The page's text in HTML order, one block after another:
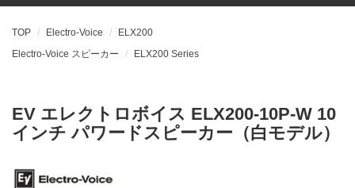
TOP Electro-Voice
ELX200
Electro-Voice スピーカー
ELX200 Series
EV エレクトロボイス ELX200-10P-W 10
インチ パワードスピーカー（白モデル）